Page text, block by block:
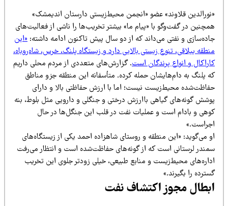
قلاوند» عضو «انجمن محیط‌زیستی دارستان اندیمشک»
در گفت‌وگو با «پیام ما» بیشتر تخریب‌ها را ناشی از فعالیت‌های
و نفتی می‌داند که از دو سال پیش تاکنون ادامه داشته:«این
ییلاقی، تنوع زیستی بالایی دارد و زیستگاه پلنگ، خرس، شاه‌روباه،
و انواع پرندگان است. گزارش‌های متعددی از مردم محلی داریم
پلنگ به دام‌هایشان حمله کرده. متأسفانه این منطقه جزو مناطق
محیط‌زیست نیست؛ اما با ارزش حفاظتی بالا و دارای
گونه‌های گیاهی باارزش درختی و جنگلی و دارویی مثل بلوط، بنه
و بادام است و عملیات نفت در قلب این جنگل‌ها در حال
می‌گوید: «این منطقه و روستای شاهزاده احمد یکی از زیستگاه‌های
لرستانی است که از گونه‌های حفاظت‌شده است و انتظار می‌رفت
محیط‌زیست و منابع طبیعی، خیلی زودتر جلوی این تخریب
را بگیرند.»
مجوز اکتشاف نفت